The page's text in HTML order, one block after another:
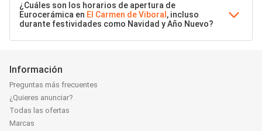
¿Cuáles son los horarios de apertura de
Eurocerámica en El Carmen de Viboral , incluso
durante festividades como Navidad y Año Nuevo?
Información
Preguntas más frecuentes
¿Quieres anunciar?
Todas las ofertas
Marcas